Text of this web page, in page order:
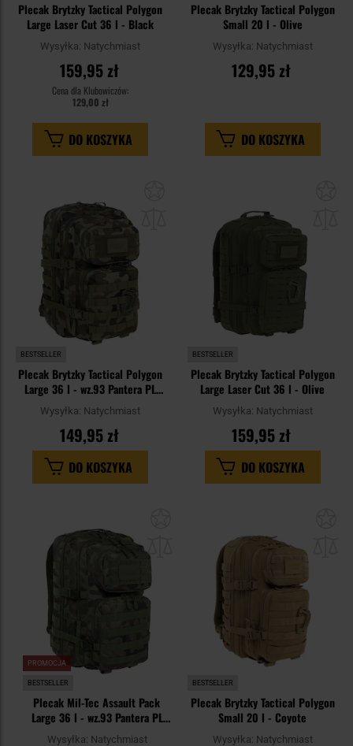
Plecak Brytzky Tactical Polygon
Large Laser Cut 36 l - Black
Wysyłka: Natychmiast
159,95 zł
Cena dla Klubowiczów:
129,00 zł
DO KOSZYKA
Plecak Brytzky Tactical Polygon
Small 20 l - Olive
Wysyłka: Natychmiast
129,95 zł
DO KOSZYKA
BESTSELLER
Plecak Brytzky Tactical Polygon
Large 36 l - wz.93 Pantera PL
Woodland
Wysyłka: Natychmiast
149,95 zł
DO KOSZYKA
BESTSELLER
Plecak Brytzky Tactical Polygon
Large Laser Cut 36 l - Olive
Wysyłka: Natychmiast
159,95 zł
DO KOSZYKA
schowka
PROMOCJA
BESTSELLER
Plecak Mil-Tec Assault Pack
Large 36 l - wz.93 Pantera PL
Woodland
Wysyłka: Natychmiast
BESTSELLER
Plecak Brytzky Tactical Polygon
Small 20 l - Coyote
Wysyłka: Natychmiast